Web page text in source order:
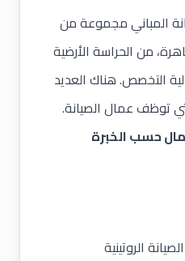
المباني مجموعة من
من الحراسة الأرضية
التخصص. هناك العديد
توظف عمال الصيانة.
حسب الخبرة
الروتينية